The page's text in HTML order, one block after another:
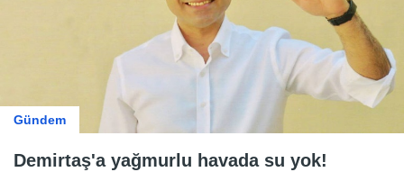
Gündem
Demirtaş'a yağmurlu havada su yok!